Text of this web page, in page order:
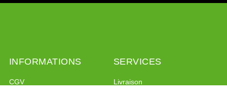
INFORMATIONS
CGV
SERVICES
Livraison